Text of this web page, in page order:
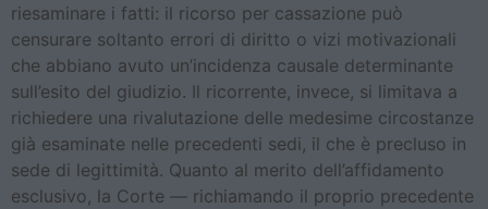
riesaminare i fatti: il ricorso per cassazione può
censurare soltanto errori di diritto o vizi motivazionali
che abbiano avuto un’incidenza causale determinante
sull’esito del giudizio. Il ricorrente, invece, si limitava a
richiedere una rivalutazione delle medesime circostanze
già esaminate nelle precedenti sedi, il che è precluso in
sede di legittimità. Quanto al merito dell’affidamento
esclusivo, la Corte — richiamando il proprio precedente